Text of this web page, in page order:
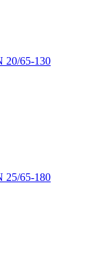
20/65-130
25/65-180